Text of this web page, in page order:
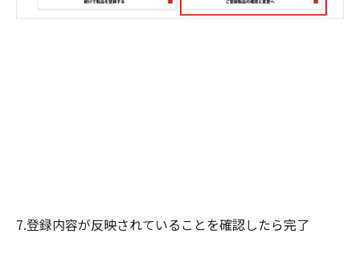
7.登録内容が反映されていることを確認したら完了